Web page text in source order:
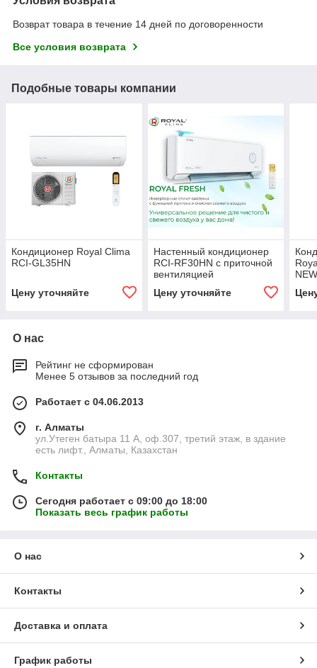
Возврат товара в течение 14 дней по договоренности
Все условия возврата
Подобные товары компании
Кондиционер Royal Clima
RCI-GL35HN
Цену уточняйте
Настенный кондиционер
RCI-RF30HN с приточной
вентиляцией
Цену уточняйте
О нас
Рейтинг не сформирован
Менее 5 отзывов за последний год
Работает с 04.06.2013
г. Алматы
ул.Утеген батыра 11 А, оф.307, третий этаж, в здание
есть лифт., Алматы, Казахстан
Контакты
Сегодня работает с 09:00 до 18:00
Показать весь график работы
О нас
Контакты
Доставка и оплата
График работы